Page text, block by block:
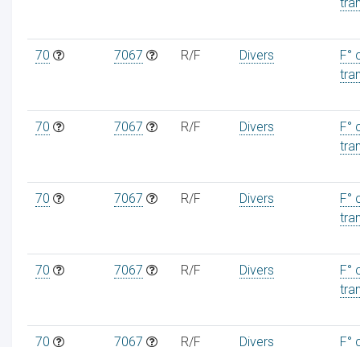
70 7067 R/F Divers
F°
70 7067 R/F Divers
F°
70 7067 R/F Divers
F°
70 7067 R/F Divers
F°
70 7067 R/F Divers
F°